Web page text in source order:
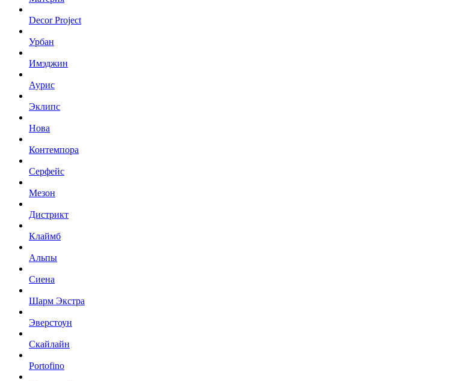
Decor Project
Урбан
Имэджин
Аурис
Эклипс
Нова
Контемпора
Серфейс
Мезон
Дистрикт
Клаймб
Альпы
Сиена
Шарм Экстра
Эверстоун
Скайлайн
Portofino